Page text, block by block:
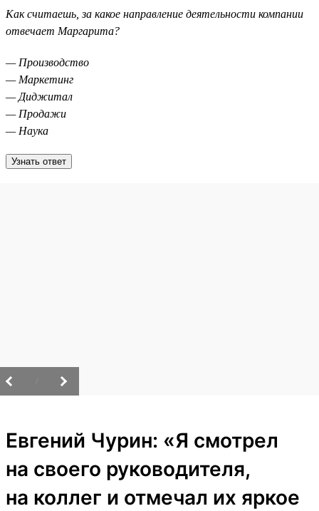
Как считаешь, за какое направление деятельности компании
отвечает Маргарита?
— Производство
— Маркетинг
— Диджитал
— Продажи
— Наука
Узнать ответ
Евгений Чурин: «Я смотрел
на своего руководителя,
на коллег и отмечал их яркое